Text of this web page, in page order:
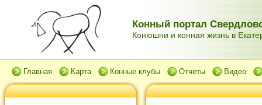
Конный портал
Конюшни и конная жизнь в
Главная Карта Конные клубы Отчеты Видео